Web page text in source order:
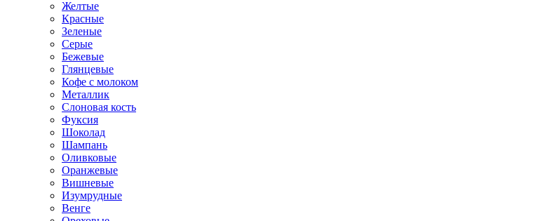
Желтые
Красные
Зеленые
Серые
Бежевые
Глянцевые
Кофе с молоком
Металлик
Слоновая кость
Фуксия
Шоколад
Шампань
Оливковые
Оранжевые
Вишневые
Изумрудные
Венге